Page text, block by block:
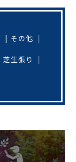
その他
芝生張り